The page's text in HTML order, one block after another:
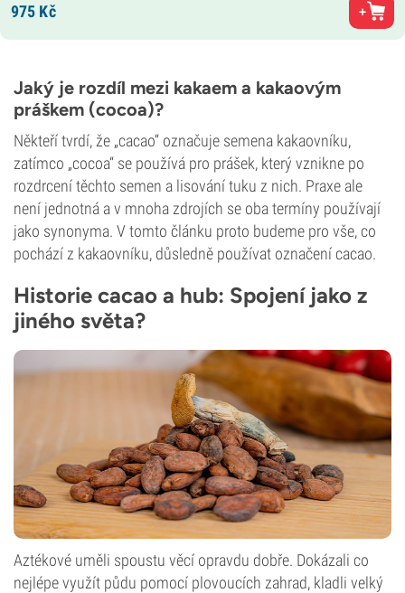
975 Kč
Jaký je rozdíl mezi kakaem a kakaovým
práškem (cocoa)?
Někteří tvrdí, že „cacao“ označuje semena kakaovníku,
zatímco „cocoa“ se používá pro prášek, který vznikne po
rozdrcení těchto semen a lisování tuku z nich. Praxe ale
není jednotná a v mnoha zdrojích se oba termíny používají
jako synonyma. V tomto článku proto budeme pro vše, co
pochází z kakaovníku, důsledně používat označení cacao.
Historie cacao a hub: Spojení jako z
jiného světa?
Aztékové uměli spoustu věcí opravdu dobře. Dokázali co
nejlépe využít půdu pomocí plovoucích zahrad, kladli velký